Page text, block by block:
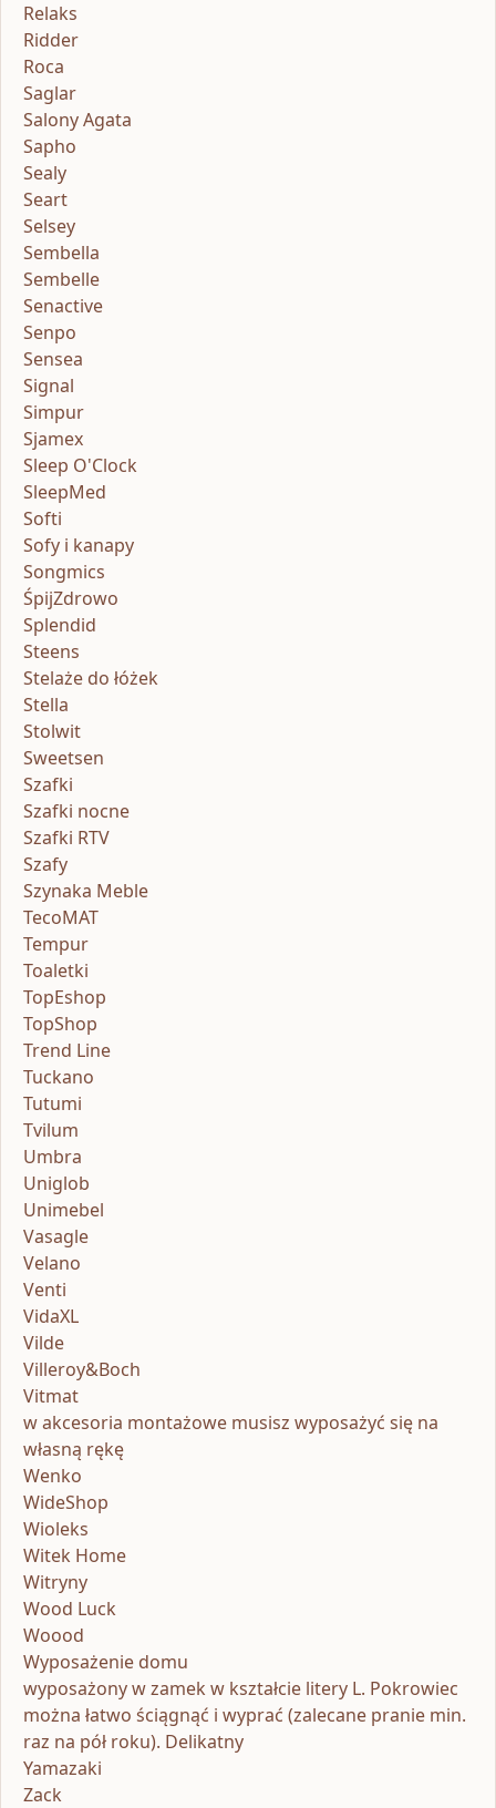
Relaks
Ridder
Roca
Saglar
Salony Agata
Sapho
Sealy
Seart
Selsey
Sembella
Sembelle
Senactive
Senpo
Sensea
Signal
Simpur
Sjamex
Sleep O'Clock
SleepMed
Softi
Sofy i kanapy
Songmics
ŚpijZdrowo
Splendid
Steens
Stelaże do łóżek
Stella
Stolwit
Sweetsen
Szafki
Szafki nocne
Szafki RTV
Szafy
Szynaka Meble
TecoMAT
Tempur
Toaletki
TopEshop
TopShop
Trend Line
Tuckano
Tutumi
Tvilum
Umbra
Uniglob
Unimebel
Vasagle
Velano
Venti
VidaXL
Vilde
Villeroy&Boch
Vitmat
w akcesoria montażowe musisz wyposażyć się na
własną rękę
Wenko
WideShop
Wioleks
Witek Home
Witryny
Wood Luck
Woood
Wyposażenie domu
wyposażony w zamek w kształcie litery L. Pokrowiec
można łatwo ściągnąć i wyprać (zalecane pranie min.
raz na pół roku). Delikatny
Yamazaki
Zack